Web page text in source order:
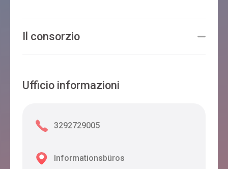
Il consorzio
Ufficio informazioni
3292729005
Informationsbüros